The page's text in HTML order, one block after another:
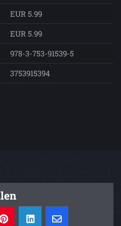
EUR 5.99
EUR 5.99
978-3-753-91539-5
3753915394